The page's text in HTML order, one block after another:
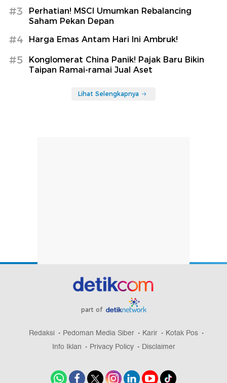
#3
Perhatian! MSCI Umumkan Rebalancing
Saham Pekan Depan
#4 Harga Emas Antam Hari Ini Ambruk!
#5
Konglomerat China Panik! Pajak Baru Bikin
Taipan Ramai-ramai Jual Aset
Lihat Selengkapnya
part of
Redaksi Pedoman Media Siber Karir
Kotak Pos
Info Iklan
Privacy Policy Disclaimer